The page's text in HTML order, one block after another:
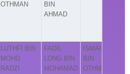
OTHMAN
BIN
AHMAD
LUTHFI BIN
MOHD
RADZI
FADIL
LONG BIN
MOHAMAD
ISMAIL
BIN
OTHMAN